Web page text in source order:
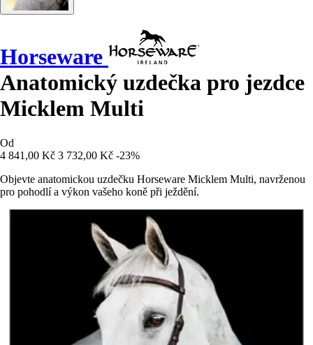
Horseware
Anatomický uzdečka pro jezdce
Micklem Multi
Od
4 841,00 Kč 3 732,00 Kč -23%
Objevte anatomickou uzdečku Horseware Micklem Multi, navrženou
pro pohodlí a výkon vašeho koně při ježdění.